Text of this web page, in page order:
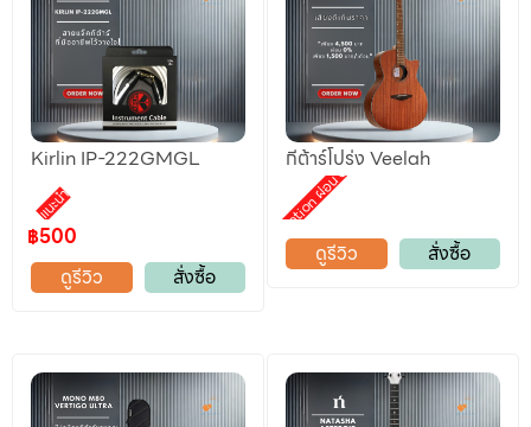
Kirlin IP-222GMGL
แนะนำ
฿500
ดูรีวิว
สั่งซื้อ
กีต้าร์โปร่ง Veelah
Promotion ผ่อน 0%
ดูรีวิว สั่งซื้อ